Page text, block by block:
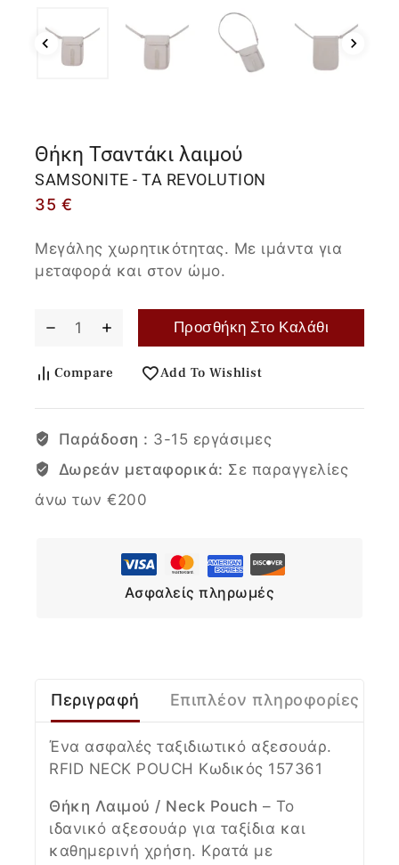
Θήκη Τσαντάκι λαιμού
SAMSONITE - TA REVOLUTION
35 €
Μεγάλης χωρητικότητας. Με ιμάντα για
μεταφορά και στον ώμο.
Προσθήκη Στο Καλάθι
Compare Add To Wishlist
Παράδοση : 3-15 εργάσιμες
Δωρεάν μεταφορικά: Σε παραγγελίες
άνω των €200
Ασφαλείς πληρωμές
Περιγραφή Επιπλέον πληροφορίες
Ένα ασφαλές ταξιδιωτικό αξεσουάρ.
RFID NECK POUCH Κωδικός 157361
Θήκη Λαιμού / Neck Pouch – Το
ιδανικό αξεσουάρ για ταξίδια και
καθημερινή χρήση. Κρατά με